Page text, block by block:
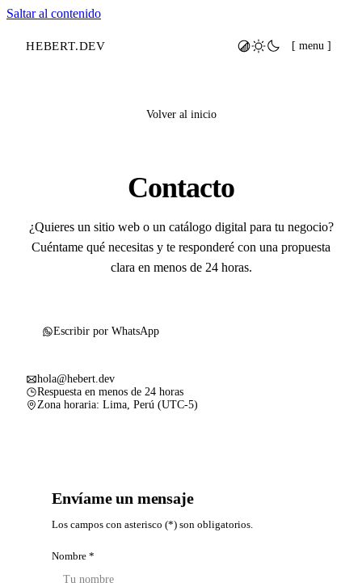
Saltar al contenido
HEBERT.DEV [ menu ]
Volver al inicio
Contacto
¿Quieres un sitio web o un catálogo digital para tu negocio?
Cuéntame qué necesitas y te responderé con una propuesta
clara en menos de 24 horas.
Escribir por WhatsApp
hola@hebert.dev
Respuesta en menos de 24 horas
Zona horaria: Lima, Perú (UTC-5)
Envíame un mensaje
Los campos con asterisco (*) son obligatorios.
Nombre *